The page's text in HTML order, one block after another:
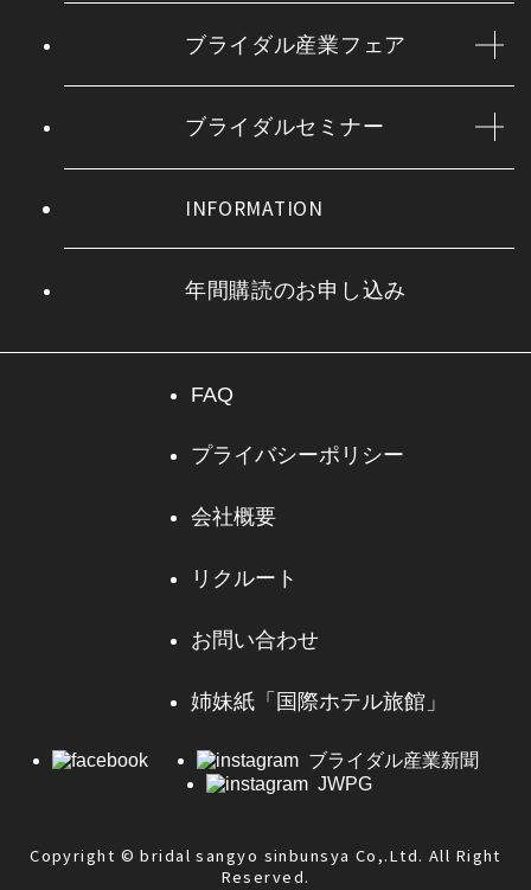
ブライダル産業フェア
ブライダルセミナー
INFORMATION
年間購読のお申し込み
FAQ
プライバシーポリシー
会社概要
リクルート
お問い合わせ
姉妹紙「国際ホテル旅館」
ブライダル産業新聞
JWPG
Copyright © bridal sangyo sinbunsya Co,.Ltd. All Right
Reserved.